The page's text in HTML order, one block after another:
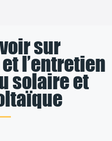
sur
l’entretien
solaire et